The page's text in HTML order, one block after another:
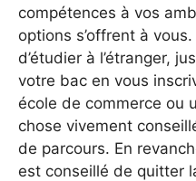
compétences à vos
options s’offrent à
d’étudier à l’étranger,
votre bac en vous
école de commerce ou
chose vivement
de parcours. En
est conseillé de quitter